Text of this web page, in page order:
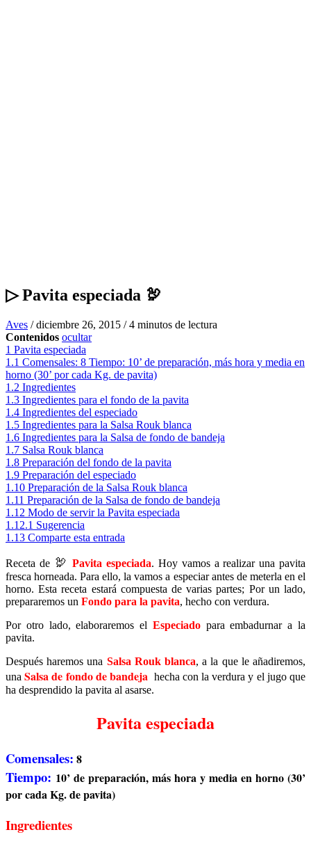
▷ Pavita especiada 🦃
Aves /diciembre 26, 2015 /4 minutos de lectura
Contenidos ocultar
1 Pavita especiada
1.1 Comensales: 8 Tiempo: 10’ de preparación, más hora y media en
horno (30’ por cada Kg. de pavita)
1.2 Ingredientes
1.3 Ingredientes para el fondo de la pavita
1.4 Ingredientes del especiado
1.5 Ingredientes para la Salsa Rouk blanca
1.6 Ingredientes para la Salsa de fondo de bandeja
1.7 Salsa Rouk blanca
1.8 Preparación del fondo de la pavita
1.9 Preparación del especiado
1.10 Preparación de la Salsa Rouk blanca
1.11 Preparación de la Salsa de fondo de bandeja
1.12 Modo de servir la Pavita especiada
1.12.1 Sugerencia
1.13 Comparte esta entrada
Receta de 🦃 Pavita especiada. Hoy vamos a realizar una pavita
fresca horneada. Para ello, la vamos a especiar antes de meterla en el
horno. Esta receta estará compuesta de varias partes; Por un lado,
prepararemos un Fondo para la pavita, hecho con verdura.
Por otro lado, elaboraremos el Especiadopara embadurnar a la
pavita.
Después haremos una Salsa Rouk blanca, a la que le añadiremos,
unaSalsa de fondo de bandeja hecha con la verdura y el jugo que
ha desprendido la pavita al asarse.
Pavita especiada
Comensales: 8
Tiempo: 10’ de preparación, más hora y media en horno (30’
por cada Kg. de pavita)
Ingredientes